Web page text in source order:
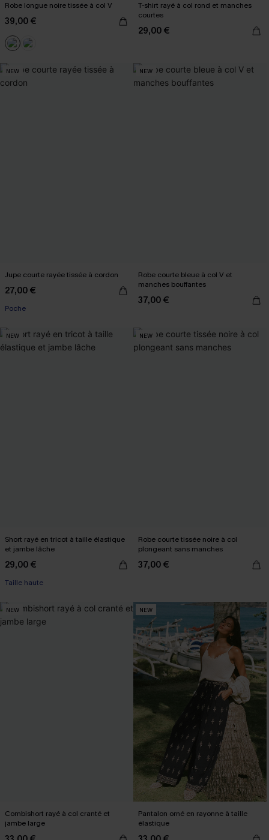
Robe longue noire tissée à col V
39,00 €
T-shirt rayé à col rond et manches
courtes
29,00 €
NEW
Jupe courte rayée tissée à cordon
27,00 €
Poche
NEW
Robe courte bleue à col V et
manches bouffantes
37,00 €
NEW
Short rayé en tricot à taille élastique
et jambe lâche
29,00 €
Taille haute
NEW
Robe courte tissée noire à col
plongeant sans manches
37,00 €
NEW
Combishort rayé à col cranté et
jambe large
NEW
Pantalon orné en rayonne à taille
élastique